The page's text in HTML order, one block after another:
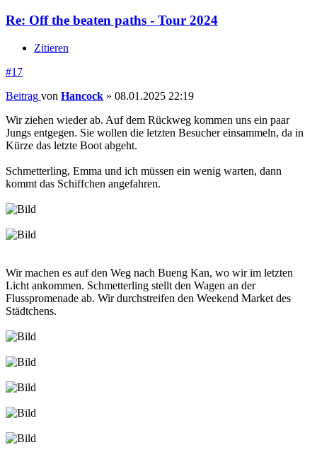
Re: Off the beaten paths - Tour 2024
Zitieren
#17
Beitrag von Hancock » 08.01.2025 22:19
Wir ziehen wieder ab. Auf dem Rückweg kommen uns ein paar
Jungs entgegen. Sie wollen die letzten Besucher einsammeln, da in
Kürze das letzte Boot abgeht.
Schmetterling, Emma und ich müssen ein wenig warten, dann
kommt das Schiffchen angefahren.
Wir machen es auf den Weg nach Bueng Kan, wo wir im letzten
Licht ankommen. Schmetterling stellt den Wagen an der
Flusspromenade ab. Wir durchstreifen den Weekend Market des
Städtchens.